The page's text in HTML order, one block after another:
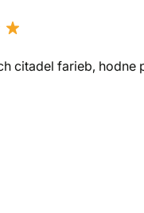
citadel farieb, hodne